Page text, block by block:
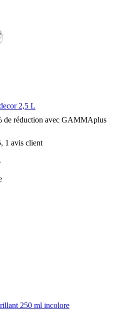
2,5 L
de réduction avec GAMMAplus
1 avis client
250 ml incolore